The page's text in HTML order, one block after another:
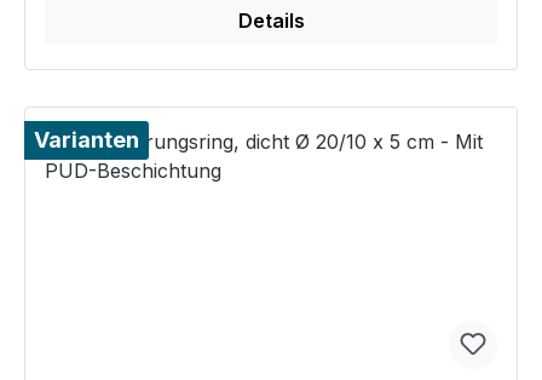
Details
Varianten